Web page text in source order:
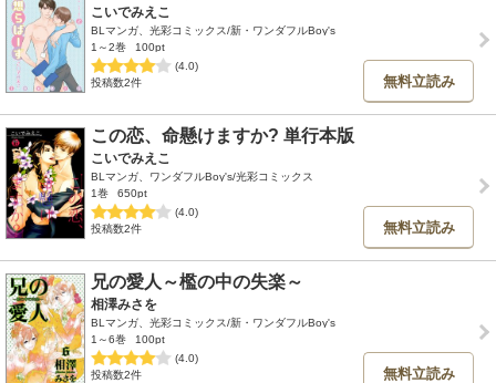
こいでみえこ
BLマンガ、光彩コミックス/新・ワンダフルBoy's
1～2巻
100pt
(4.0)
投稿数2件
無料立読み
この恋、命懸けますか? 単行本版
こいでみえこ
BLマンガ、ワンダフルBoy's/光彩コミックス
1巻
650pt
(4.0)
投稿数2件
無料立読み
兄の愛人～檻の中の失楽～
相澤みさを
BLマンガ、光彩コミックス/新・ワンダフルBoy's
1～6巻
100pt
(4.0)
投稿数2件
無料立読み